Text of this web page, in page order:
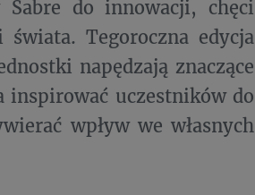
Sabre do innowacji, chęci
Tegoroczna edycja
napędzają znaczące
inspirować uczestników do
wpływ we własnych